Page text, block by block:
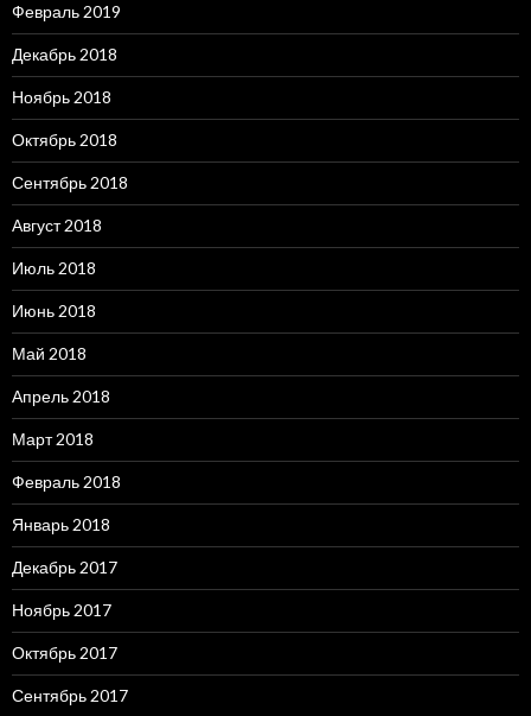
Февраль 2019
Декабрь 2018
Ноябрь 2018
Октябрь 2018
Сентябрь 2018
Август 2018
Июль 2018
Июнь 2018
Май 2018
Апрель 2018
Март 2018
Февраль 2018
Январь 2018
Декабрь 2017
Ноябрь 2017
Октябрь 2017
Сентябрь 2017